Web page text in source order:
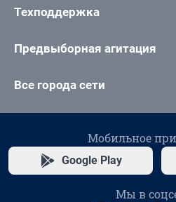
Техподдержка
Предвыборная агитация
Все города сети
Мобильное
Google Play
Мы в